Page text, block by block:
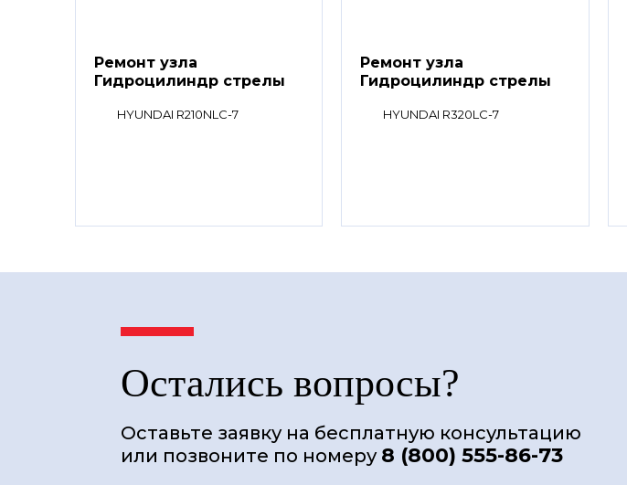
Ремонт узла
Гидроцилиндр стрелы
HYUNDAI R210NLC-7
Ремонт узла
Гидроцилиндр стрелы
HYUNDAI R320LC-7
Остались вопросы?
Оставьте заявку на бесплатную консультацию
или позвоните по номеру 8 (800) 555-86-73